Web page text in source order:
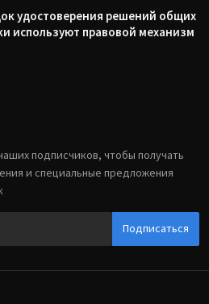
удостоверения решений общих
используют правовой механизм
подписчиков, чтобы получать
и специальные предложения
Подписаться